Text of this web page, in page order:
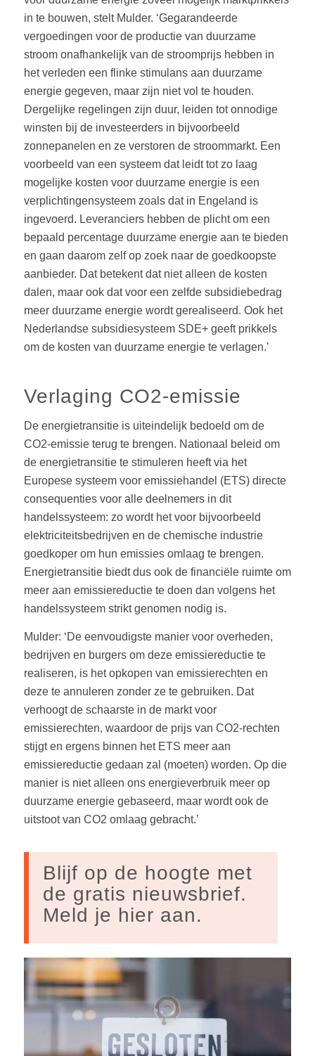
in te bouwen, stelt Mulder. ‘Gegarandeerde
vergoedingen voor de productie van duurzame
stroom onafhankelijk van de stroomprijs hebben in
het verleden een flinke stimulans aan duurzame
energie gegeven, maar zijn niet vol te houden.
Dergelijke regelingen zijn duur, leiden tot onnodige
winsten bij de investeerders in bijvoorbeeld
zonnepanelen en ze verstoren de stroommarkt. Een
voorbeeld van een systeem dat leidt tot zo laag
mogelijke kosten voor duurzame energie is een
verplichtingensysteem zoals dat in Engeland is
ingevoerd. Leveranciers hebben de plicht om een
bepaald percentage duurzame energie aan te bieden
en gaan daarom zelf op zoek naar de goedkoopste
aanbieder. Dat betekent dat niet alleen de kosten
dalen, maar ook dat voor een zelfde subsidiebedrag
meer duurzame energie wordt gerealiseerd. Ook het
Nederlandse subsidiesysteem SDE+ geeft prikkels
om de kosten van duurzame energie te verlagen.’
Verlaging CO2-emissie
De energietransitie is uiteindelijk bedoeld om de
CO2-emissie terug te brengen. Nationaal beleid om
de energietransitie te stimuleren heeft via het
Europese systeem voor emissiehandel (ETS) directe
consequenties voor alle deelnemers in dit
handelssysteem: zo wordt het voor bijvoorbeeld
elektriciteitsbedrijven en de chemische industrie
goedkoper om hun emissies omlaag te brengen.
Energietransitie biedt dus ook de financiële ruimte om
meer aan emissiereductie te doen dan volgens het
handelssysteem strikt genomen nodig is.
Mulder: ‘De eenvoudigste manier voor overheden,
bedrijven en burgers om deze emissiereductie te
realiseren, is het opkopen van emissierechten en
deze te annuleren zonder ze te gebruiken. Dat
verhoogt de schaarste in de markt voor
emissierechten, waardoor de prijs van CO2-rechten
stijgt en ergens binnen het ETS meer aan
emissiereductie gedaan zal (moeten) worden. Op die
manier is niet alleen ons energieverbruik meer op
duurzame energie gebaseerd, maar wordt ook de
uitstoot van CO2 omlaag gebracht.’
Blijf op de hoogte met
de gratis nieuwsbrief.
Meld je hier aan.